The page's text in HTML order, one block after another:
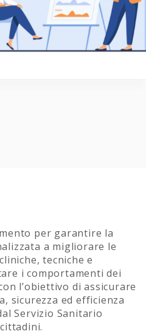
per garantire la
a migliorare le
tecniche e
i comportamenti dei
l’obiettivo di assicurare
sicurezza ed efficienza
Servizio Sanitario